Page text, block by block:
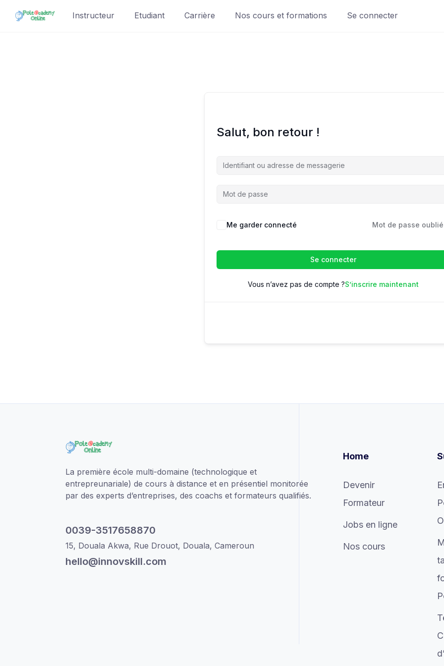
Instructeur Etudiant Carrière Nos cours et formations Se connecter
Salut, bon retour !
Me garder connecté Mot de passe
Se connecter
Vous n’avez pas de compte ?S’inscrire maintenant
La première école multi-domaine (technologique et
entrepreunariale) de cours à distance et en présentiel monitorée
par des experts d’entreprises, des coachs et formateurs qualifiés.
0039-3517658870
15, Douala Akwa, Rue Drouot, Douala, Cameroun
hello@innovskill.com
Home
Devenir
Formateur
Jobs en ligne
Nos cours